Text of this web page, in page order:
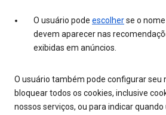
O usuário pode escolherse o
devem aparecer nas
exibidas em anúncios.
O usuário também pode configurar seu
bloquear todos os cookies, inclusive
nossos serviços, ou para indicar